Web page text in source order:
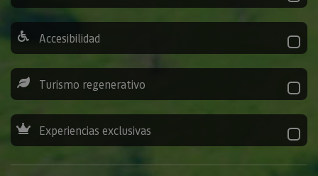
Accesibilidad
Turismo regenerativo
Experiencias exclusivas